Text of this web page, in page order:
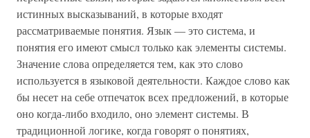
истинных высказываний, в которые входят
рассматриваемые понятия. Язык — это система, и
понятия его имеют смысл только как элементы системы.
Значение слова определяется тем, как это слово
используется в языковой деятельности. Каждое слово как
бы несет на себе отпечаток всех предложений, в которые
оно когда-либо входило, оно элемент системы. В
традиционной логике, когда говорят о понятиях,